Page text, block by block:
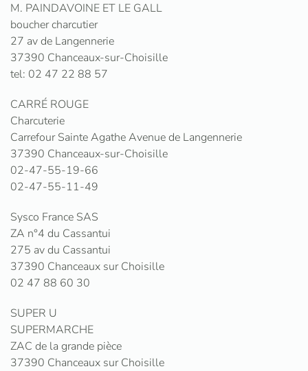
M. PAINDAVOINE ET LE GALL
boucher charcutier
27 av de Langennerie
37390 Chanceaux-sur-Choisille
tel: 02 47 22 88 57
CARRÉ ROUGE
Charcuterie
Carrefour Sainte Agathe Avenue de Langennerie
37390 Chanceaux-sur-Choisille
02-47-55-19-66
02-47-55-11-49
Sysco France SAS
ZA n°4 du Cassantui
275 av du Cassantui
37390 Chanceaux sur Choisille
02 47 88 60 30
SUPER U
SUPERMARCHE
ZAC de la grande pièce
37390 Chanceaux sur Choisille